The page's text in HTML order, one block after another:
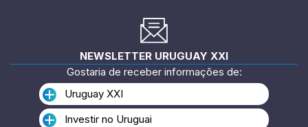
NEWSLETTER URUGUAY XXI
Gostaria de receber informações de:
Uruguay XXI
Investir no Uruguai